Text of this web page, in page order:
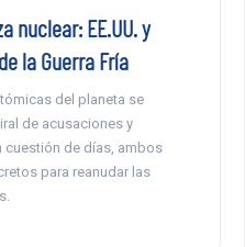
nuclear: EE.UU. y
la Guerra Fría
del planeta se
de acusaciones y
cuestión de días, ambos
para reanudar las